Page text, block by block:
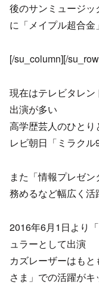
後のサンミュージ
に「メイプル超合金
[/su_column][/
現在はテレビタレ
出演が多い
高学歴芸人のひと
レビ朝日「ミラク
また「情報プレゼ
務めるなど幅広く活
2016年6月1日より
ュラーとして出演
カズレーザーはも
さま」での活躍が